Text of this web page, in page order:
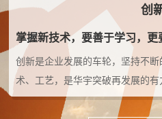
创
掌握新技术，要善于学习，
创新是企业发展的车轮，坚持不
术、工艺，是华宇突破再发展的有